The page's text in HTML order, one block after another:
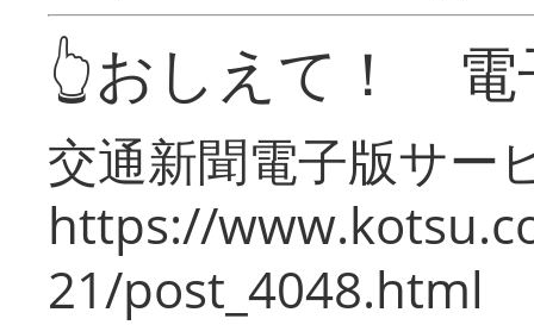
👆おしえて！ 電
交通新聞電子版サー
https://
21/post_4048.html